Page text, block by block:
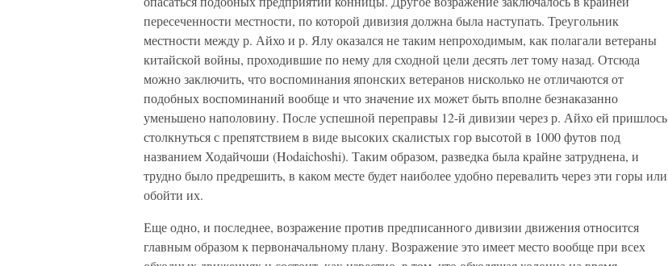
пересеченности местности, по которой дивизия должна была наступать. Треугольник
местности между р. Айхо и р. Ялу оказался не таким непроходимым, как полагали ветераны
китайской войны, проходившие по нему для сходной цели десять лет тому назад. Отсюда
можно заключить, что воспоминания японских ветеранов нисколько не отличаются от
подобных воспоминаний вообще и что значение их может быть вполне безнаказанно
уменьшено наполовину. После успешной переправы 12-й дивизии через р. Айхо ей пришлось
столкнуться с препятствием в виде высоких скалистых гор высотой в 1000 футов под
названием Ходайчоши (Hodaichoshi). Таким образом, разведка была крайне затруднена, и
трудно было предрешить, в каком месте будет наиболее удобно перевалить через эти горы или
обойти их.
Еще одно, и последнее, возражение против предписанного дивизии движения относится
главным образом к первоначальному плану. Возражение это имеет место вообще при всех